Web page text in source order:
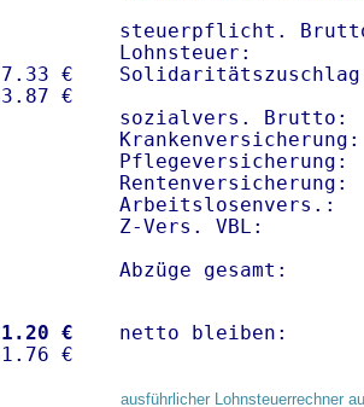
€
steuerpflicht.
Lohnsteuer:
sozialvers. Brutto:
Pflegeversicherung:
Arbeitslosenvers.:
Z-Vers. VBL:
Abzüge gesamt:
€
netto
ausführlicher Lohnsteuerrechner